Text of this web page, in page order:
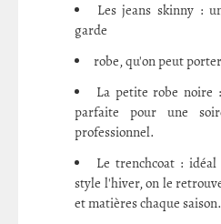
Les jeans skinny :
garde
robe, qu'on peut
La petite robe noire
parfaite pour une
professionnel.
Le trenchcoat :
style l'hiver, on le
et matières chaque saison.